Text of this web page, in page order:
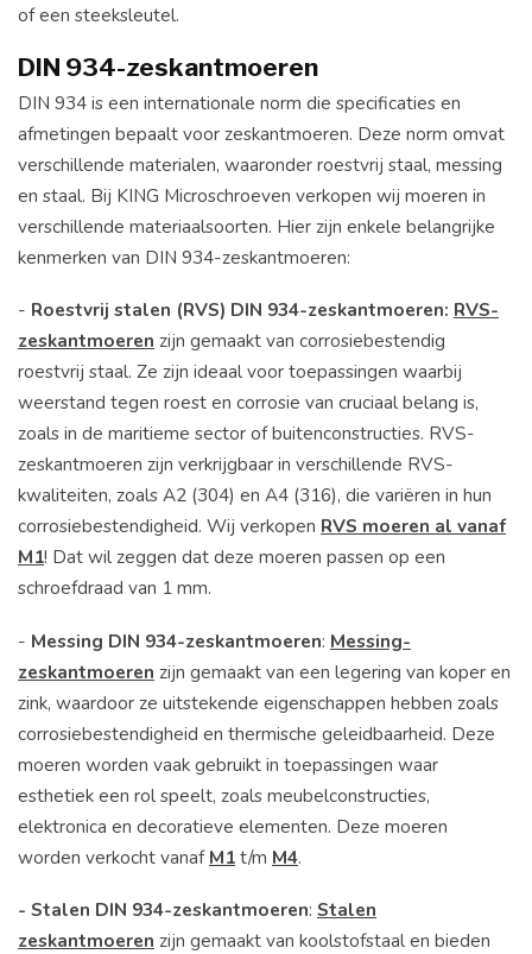
of een steeksleutel.
DIN 934-zeskantmoeren
DIN 934 is een internationale norm die specificaties en
afmetingen bepaalt voor zeskantmoeren. Deze norm omvat
verschillende materialen, waaronder roestvrij staal, messing
en staal. Bij KING Microschroeven verkopen wij moeren in
verschillende materiaalsoorten. Hier zijn enkele belangrijke
kenmerken van DIN 934-zeskantmoeren:
- Roestvrij stalen (RVS) DIN 934-zeskantmoeren: RVS-
zeskantmoeren zijn gemaakt van corrosiebestendig
roestvrij staal. Ze zijn ideaal voor toepassingen waarbij
weerstand tegen roest en corrosie van cruciaal belang is,
zoals in de maritieme sector of buitenconstructies. RVS-
zeskantmoeren zijn verkrijgbaar in verschillende RVS-
kwaliteiten, zoals A2 (304) en A4 (316), die variëren in hun
corrosiebestendigheid. Wij verkopen RVS moeren al vanaf
M1! Dat wil zeggen dat deze moeren passen op een
schroefdraad van 1 mm.
- Messing DIN 934-zeskantmoeren: Messing-
zeskantmoeren zijn gemaakt van een legering van koper en
zink, waardoor ze uitstekende eigenschappen hebben zoals
corrosiebestendigheid en thermische geleidbaarheid. Deze
moeren worden vaak gebruikt in toepassingen waar
esthetiek een rol speelt, zoals meubelconstructies,
elektronica en decoratieve elementen. Deze moeren
worden verkocht vanafM1t/m M4.
- Stalen DIN 934-zeskantmoeren: Stalen
zeskantmoeren zijn gemaakt van koolstofstaal en bieden